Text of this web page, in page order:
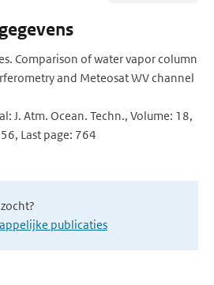
Comparison of water vapor column
and Meteosat WV channel
J. Atm. Ocean. Techn., Volume: 18,
Last page: 764
publicaties